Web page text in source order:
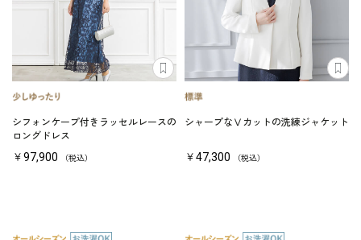
シフォンケープ付きラッセルレースの
ロングドレス
￥97,900 （税込）
シャープなⅤカットの洗練ジャケット
￥47,300 （税込）